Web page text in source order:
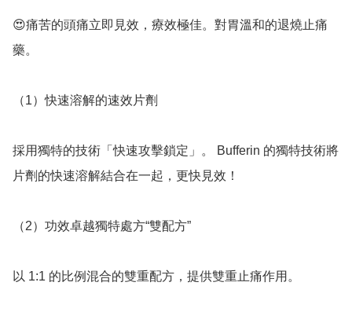
😍痛苦的頭痛立即見效，療效極佳。對胃溫和的退燒止痛
藥。
（1）快速溶解的速效片劑
採用獨特的技術「快速攻擊鎖定」。 Bufferin 的獨特技術將
片劑的快速溶解結合在一起，更快見效！
（2）功效卓越獨特處方“雙配方”
以 1:1 的比例混合的雙重配方，提供雙重止痛作用。